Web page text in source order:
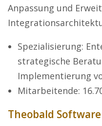
Anpassung und
Spezialisierung:
strategische
Implementierung
Mitarbeitende:
Theobald